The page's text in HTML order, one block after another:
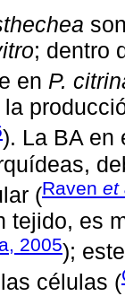
; dentro
en P.
). La BA
(Raven et
tejido, es
2005);
células (